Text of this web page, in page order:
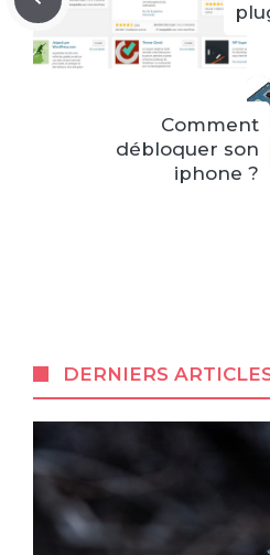
Comment
débloquer son
iphone ?
DERNIERS